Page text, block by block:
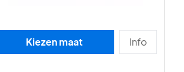
Kiezen maat Info